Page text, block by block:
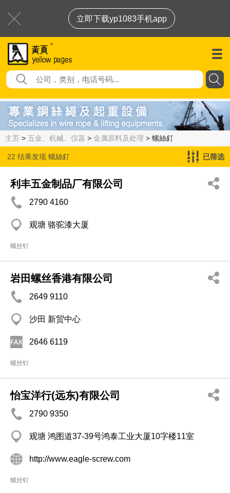
立即下载yp1083手机app
主页 > 五金、机械、仪器 > 金属原料及处理 > 螺絲釘
22 结果发现 螺絲釘 已筛选
利丰五金制品厂有限公司
2790 4160
观塘 骆驼漆大厦
螺丝钉
岩田螺丝香港有限公司
2649 9110
沙田 新贸中心
2646 6119
螺丝钉
怡宝洋行(远东)有限公司
2790 9350
观塘 鸿图道37-39号鸿泰工业大厦10字楼11室
http://www.eagle-screw.com
螺丝钉